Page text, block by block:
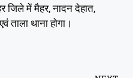
जिले में मैहर, नादन देहात,
ताला थाना होगा।